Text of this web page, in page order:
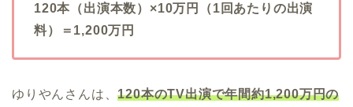
120本（出演本数）×10万円（1回あたりの出演
料）＝1,200万円
ゆりやんさんは、120本のTV出演で年間約1,200万円の